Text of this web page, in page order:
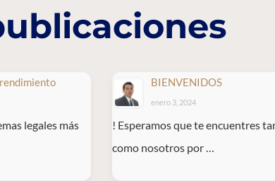
legales más
BIENVENIDOS
enero 3, 2024
! Esperamos que te encuentres
como nosotros por …